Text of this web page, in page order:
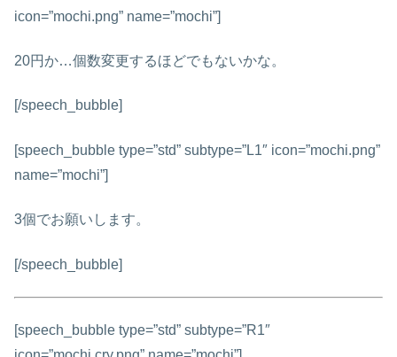
icon=”mochi.png” name=”mochi”]
20円か…個数変更するほどでもないかな。
[/speech_bubble]
[speech_bubble type=”std” subtype=”L1″ icon=”mochi.png”
name=”mochi”]
3個でお願いします。
[/speech_bubble]
[speech_bubble type=”std” subtype=”R1″